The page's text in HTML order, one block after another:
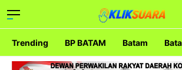
Trending BP BATAM Batam